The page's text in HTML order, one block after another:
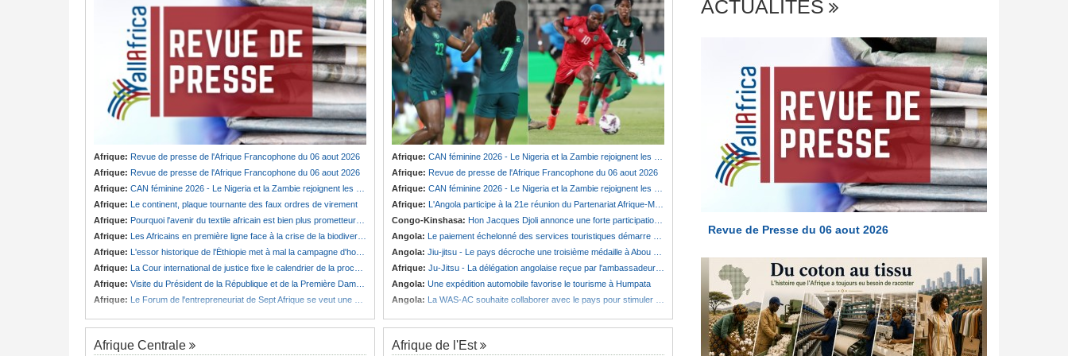
Afrique: Revue de presse de l'Afrique Francophone du 06 aout 2026
Afrique: Revue de presse de l'Afrique Francophone du 06 aout 2026
Afrique: CAN féminine 2026 - Le Nigeria et la Zambie rejoignent les quarts de finale
Afrique: Le continent, plaque tournante des faux ordres de virement
Afrique: Pourquoi l'avenir du textile africain est bien plus prometteur que ne le laissent penser les chiffres
Afrique: Les Africains en première ligne face à la crise de la biodiversité
Afrique: L'essor historique de l'Éthiopie met à mal la campagne d'hostilité menée par Le Caire
Afrique: La Cour international de justice fixe le calendrier de la procédure engagée par la RDC contre le Rwanda
Afrique: Visite du Président de la République et de la Première Dame à Yamoussoukro
Afrique: Le Forum de l'entrepreneuriat de Sept Afrique se veut une plateforme de mobilisation des investissements
Afrique: CAN féminine 2026 - Le Nigeria et la Zambie rejoignent les quarts de finale
Afrique: Revue de presse de l'Afrique Francophone du 06 aout 2026
Afrique: CAN féminine 2026 - Le Nigeria et la Zambie rejoignent les quarts de finale
Afrique: L'Angola participe à la 21e réunion du Partenariat Afrique-Monde arabe au Caire
Congo-Kinshasa: Hon Jacques Djoli annonce une forte participation du pays à la Conférence des présidents de parlements à Midrand
Angola: Le paiement échelonné des services touristiques démarre ce jeudi
Angola: Jiu-jitsu - Le pays décroche une troisième médaille à Abou Dabi
Afrique: Ju-Jitsu - La délégation angolaise reçue par l'ambassadeur d'Angola aux Émirats arabes unis
Angola: Une expédition automobile favorise le tourisme à Humpata
Angola: La WAS-AC souhaite collaborer avec le pays pour stimuler l'aquaculture
Afrique Centrale Afrique de l'Est
ACTUALITÉS
Revue de Presse du 06 aout 2026